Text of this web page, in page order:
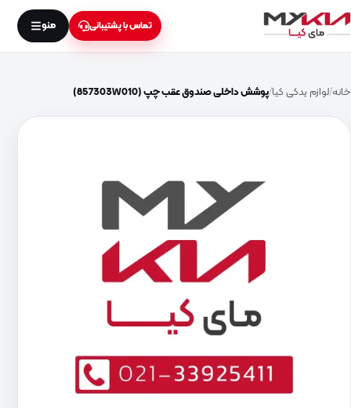
تماس با پشتیبانی منو
خانه لوازم یدکی کیا پوشش داخلی صندوق عقب چپ (857303W010)